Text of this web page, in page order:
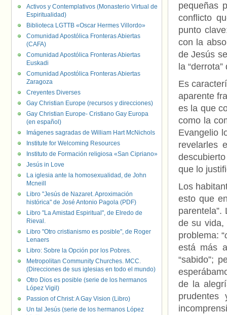
pequeñas
conflicto
punto
con la
de Jesús
la
Es
aparente
es la que
como la
Evangelio
revelarles
que lo
Los
esto que
de su vida,
problema: “
está más
“sabido”;
de la
Activos y Contemplativos (Monasterio Virtual de
Espiritualidad)
Biblioteca LGTTB «Oscar Hermes Villordo»
Comunidad Apostólica Fronteras Abiertas
(CAFA)
Comunidad Apostólica Fronteras Abiertas
Euskadi
Comunidad Apostólica Fronteras Abiertas
Zaragoza
Creyentes Diverses
Gay Christian Europe (recursos y direcciones)
Gay Christian Europe- Cristiano Gay Europa
(en español)
Imágenes sagradas de William Hart McNichols
Institute for Welcoming Resources
Instituto de Formación religiosa «San Cipriano»
Jesús in Love
La iglesia ante la homosexualidad, de John
Mcneill
Libro "Jesús de Nazaret. Aproximación
histórica" de José Antonio Pagola (PDF)
Libro "La Amistad Espiritual", de Elredo de
Rieval.
Libro "Otro cristianismo es posible", de Roger
Lenaers
Libro: Sobre la Opción por los Pobres.
Metropolitan Community Churches. MCC.
(Direcciones de sus iglesias en todo el mundo)
Otro Dios es posible (serie de los hermanos
López Vigil)
Passion of Christ: A Gay Vision (Libro)
Un tal Jesús (serie de los hermanos López